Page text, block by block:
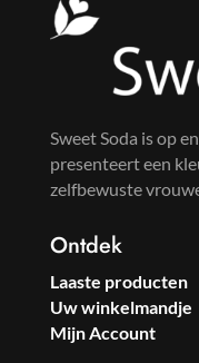
Sweet Soda is op
presenteert een
zelfbewuste
Ontdek
Laaste producten
Uw winkelmandje
Mijn Account